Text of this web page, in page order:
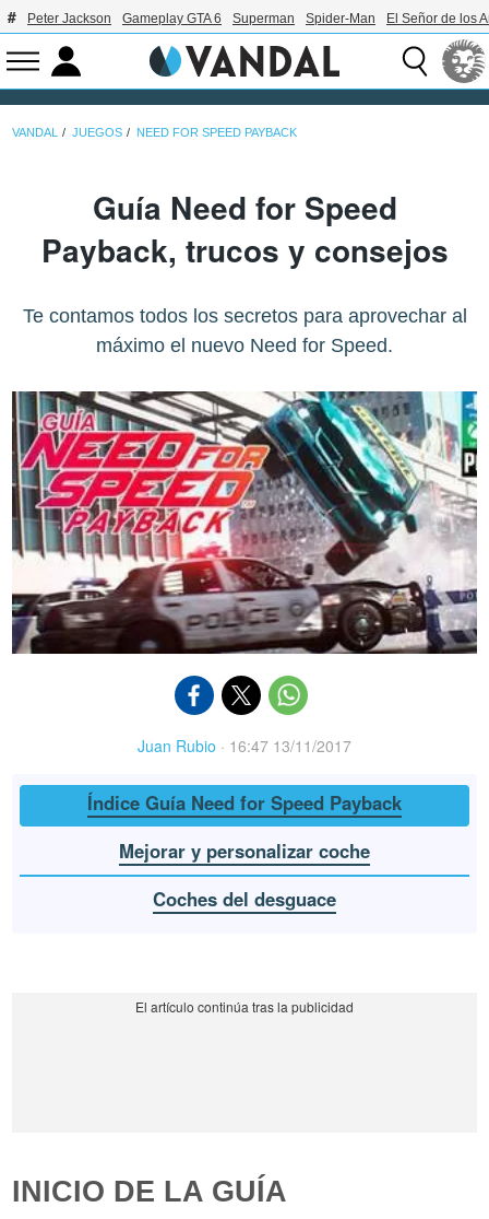
Peter Jackson Gameplay GTA 6 Superman Spider-Man El Señor de los
VANDAL JUEGOS NEED FOR SPEED PAYBACK
Guía Need for Speed
Payback, trucos y consejos
Te contamos todos los secretos para aprovechar al
máximo el nuevo Need for Speed.
Juan Rubio · 16:47 13/11/2017
Índice Guía Need for Speed Payback
Mejorar y personalizar coche
Coches del desguace
INICIO DE LA GUÍA